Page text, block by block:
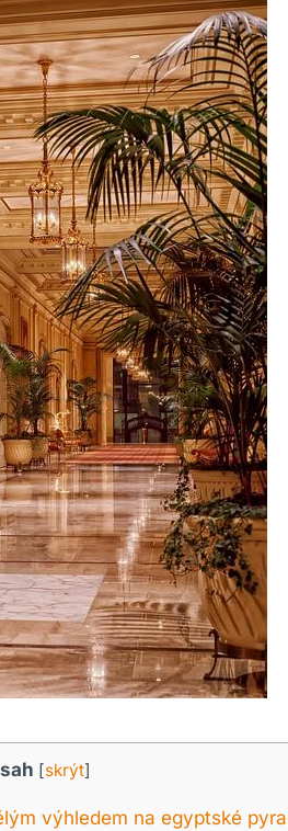
[skrýt]
výhledem na egyptské